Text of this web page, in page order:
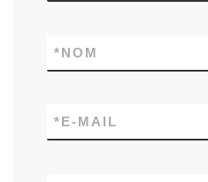
NOM
*
E-MAIL
*